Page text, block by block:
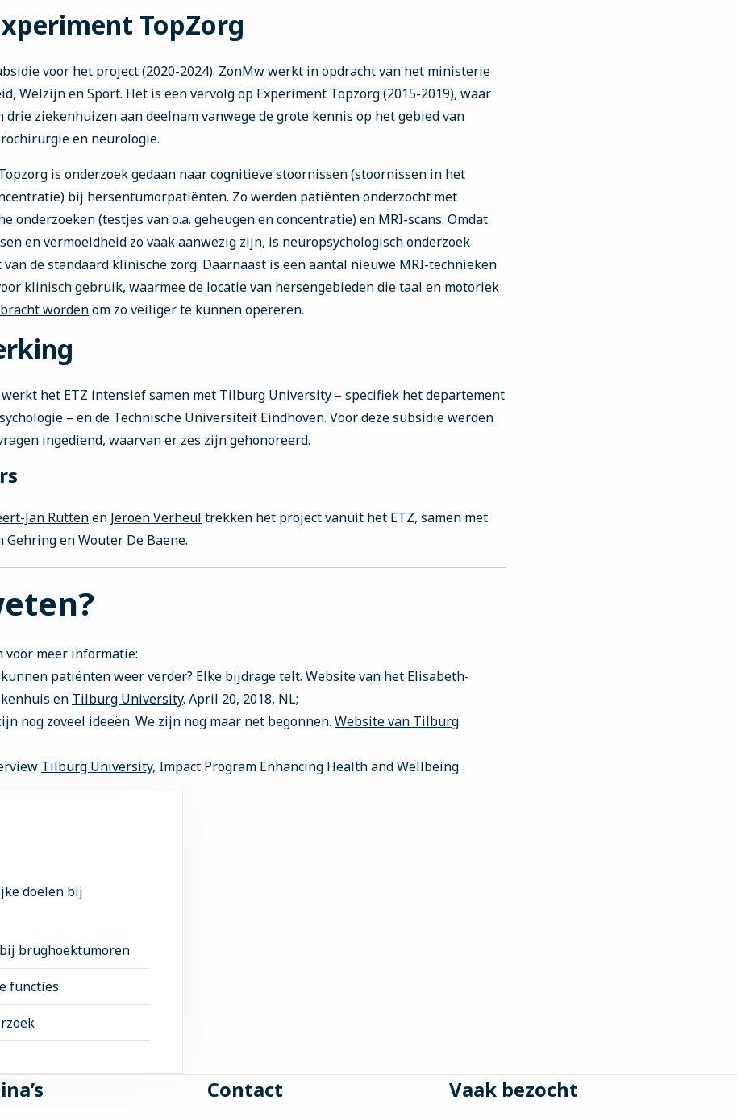
TopZorg
voor het project (2020-2024). ZonMw werkt in opdracht van het ministerie
Welzijn en Sport. Het is een vervolg op Experiment Topzorg (2015-2019), waar
drie ziekenhuizen aan deelnam vanwege de grote kennis op het gebied van
en neurologie.
is onderzoek gedaan naar cognitieve stoornissen (stoornissen in het
bij hersentumorpatiënten. Zo werden patiënten onderzocht met
onderzoeken (testjes van o.a. geheugen en concentratie) en MRI-scans. Omdat
en vermoeidheid zo vaak aanwezig zijn, is neuropsychologisch onderzoek
de standaard klinische zorg. Daarnaast is een aantal nieuwe MRI-technieken
klinisch gebruik, waarmee de locatie van hersengebieden die taal en motoriek
wordenom zo veiliger te kunnen opereren.
het ETZ intensief samen met Tilburg University – specifiek het departement
– en de Technische Universiteit Eindhoven. Voor deze subsidie werden
ingediend, waarvan er zes zijn gehonoreerd.
Jan Ruttenen Jeroen Verheul trekken het project vanuit het ETZ, samen met
en Wouter De Baene.
voor meer informatie:
kunnen patiënten weer verder? Elke bijdrage telt. Website van het Elisabeth-
en Tilburg University. April 20, 2018, NL;
nog zoveel ideeën. We zijn nog maar net begonnen. Website van Tilburg
Tilburg University, Impact Program Enhancing Health and Wellbeing.
doelen bij
brughoektumoren
functies
Contact Vaak bezocht